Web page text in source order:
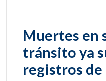
Muertes en
tránsito ya
registros de